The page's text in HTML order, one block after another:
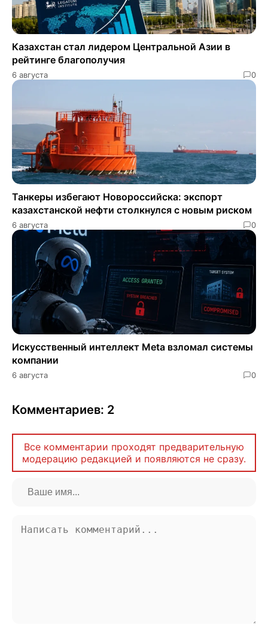
Казахстан стал лидером Центральной Азии в
рейтинге благополучия
6 августа 0
Танкеры избегают Новороссийска: экспорт
казахстанской нефти столкнулся с новым риском
6 августа 0
Искусственный интеллект Meta взломал системы
компании
6 августа 0
Комментариев: 2
Все комментарии проходят предварительную
модерацию редакцией и появляются не сразу.